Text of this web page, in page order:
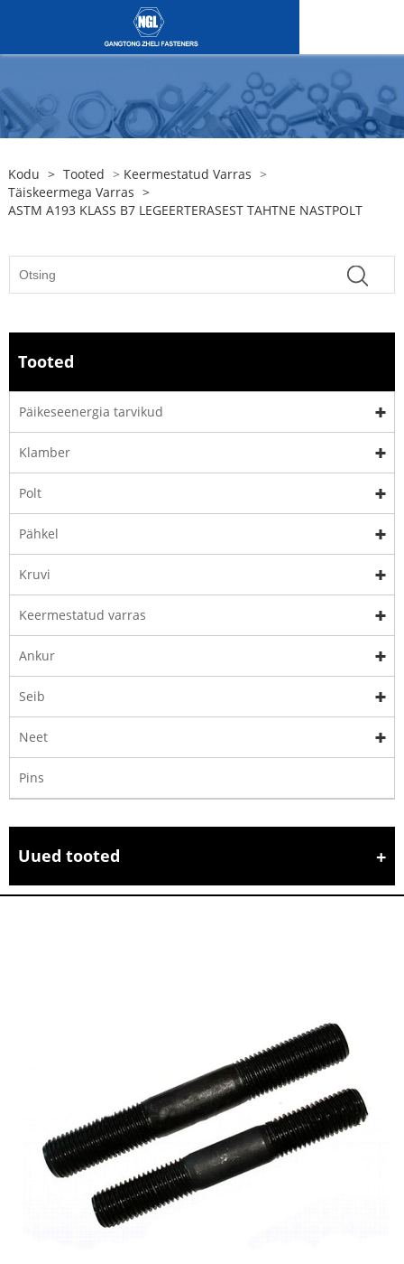
Kodu > Tooted > Keermestatud Varras >
Täiskeermega Varras >
ASTM A193 KLASS B7 LEGEERTERASEST TAHTNE NASTPOLT
Tooted
Päikeseenergia tarvikud
Klamber
Polt
Pähkel
Kruvi
Keermestatud varras
Ankur
Seib
Neet
Pins
Uued tooted